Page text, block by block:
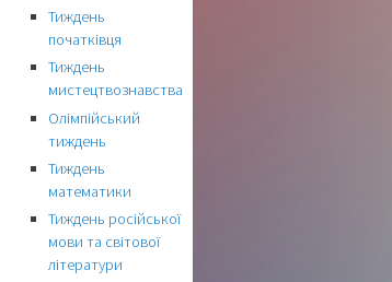
Тиждень
початківця
Тиждень
мистецтвознавства
Олімпійський
тиждень
Тиждень
математики
Тиждень російської
мови та світової
літератури